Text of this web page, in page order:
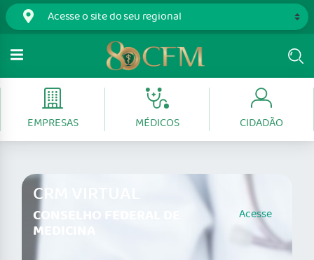
EMPRESAS MÉDICOS CIDADÃO
CRM VIRTUAL
CONSELHO FEDERAL DE
MEDICINA
Acesse